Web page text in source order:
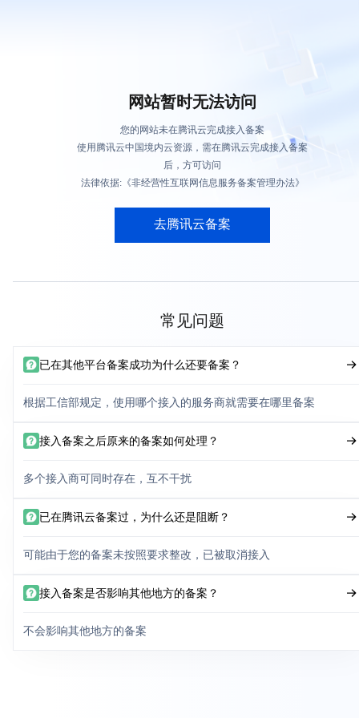
网站暂时无法访问
您的网站未在腾讯云完成接入备案
使用腾讯云中国境内云资源，需在腾讯云完成接入备案
后，方可访问
法律依据:《非经营性互联网信息服务备案管理办法》
去腾讯云备案
常见问题
已在其他平台备案成功为什么还要备案？
根据工信部规定，使用哪个接入的服务商就需要在哪里备案
接入备案之后原来的备案如何处理？
多个接入商可同时存在，互不干扰
已在腾讯云备案过，为什么还是阻断？
可能由于您的备案未按照要求整改，已被取消接入
接入备案是否影响其他地方的备案？
不会影响其他地方的备案